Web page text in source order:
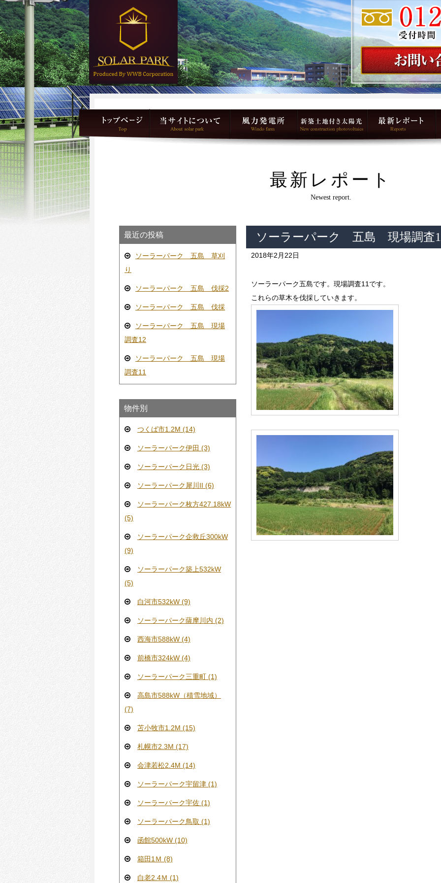
最新レポート
Newest report.
ソーラーパーク 五島 現場調査
2018年2月22日
ソーラーパーク五島です。現場調査11です。
これらの草木を伐採していきます。
最近の投稿
ソーラーパーク 五島 草刈
り
ソーラーパーク 五島 伐採2
ソーラーパーク 五島 伐採
ソーラーパーク 五島 現場
調査12
ソーラーパーク 五島 現場
調査11
物件別
つくば市1.2M (14)
ソーラーパーク伊田 (3)
ソーラーパーク日光 (3)
ソーラーパーク犀川II (6)
ソーラーパーク枚方427.18kW
(5)
ソーラーパーク企救丘300kW
(9)
ソーラーパーク築上532kW
(5)
白河市532kW (9)
ソーラーパーク薩摩川内 (2)
西海市588kW (4)
前橋市324kW (4)
ソーラーパーク三重町 (1)
高島市588kW（積雪地域）
(7)
苫小牧市1.2M (15)
札幌市2.3M (17)
会津若松2.4M (14)
ソーラーパーク宇留津 (1)
ソーラーパーク宇佐 (1)
ソーラーパーク鳥取 (1)
函館500kW (10)
箱田1Ｍ (8)
白老2.4Ｍ (1)